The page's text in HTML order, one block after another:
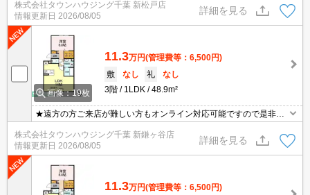
さい★
株式会社タウンハウジング千葉 新松戸店
情報更新日 2026/08/05
詳細を見る
画像：19枚
11.3万円(管理費等：6,500円)
敷
なし 礼
なし
3階
1LDK 48.9m²
★遠方の方ご来店が難しい方もオンライン対応可能ですので是非一
度ご相談くださいませ！お部屋探しはタウンハウジングにお任せ下
さい★
株式会社タウンハウジング千葉 新鎌ヶ谷店
情報更新日 2026/08/05
詳細を見る
11.3万円(管理費等：6,500円)